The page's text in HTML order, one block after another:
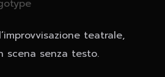
teatrale,
scena senza testo.